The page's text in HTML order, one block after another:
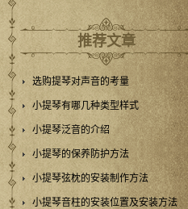
推荐文章
选购提琴对声音的考量
小提琴有哪几种类型样式
小提琴泛音的介绍
小提琴的保养防护方法
小提琴弦枕的安装制作方法
小提琴音柱的安装位置及安装方法